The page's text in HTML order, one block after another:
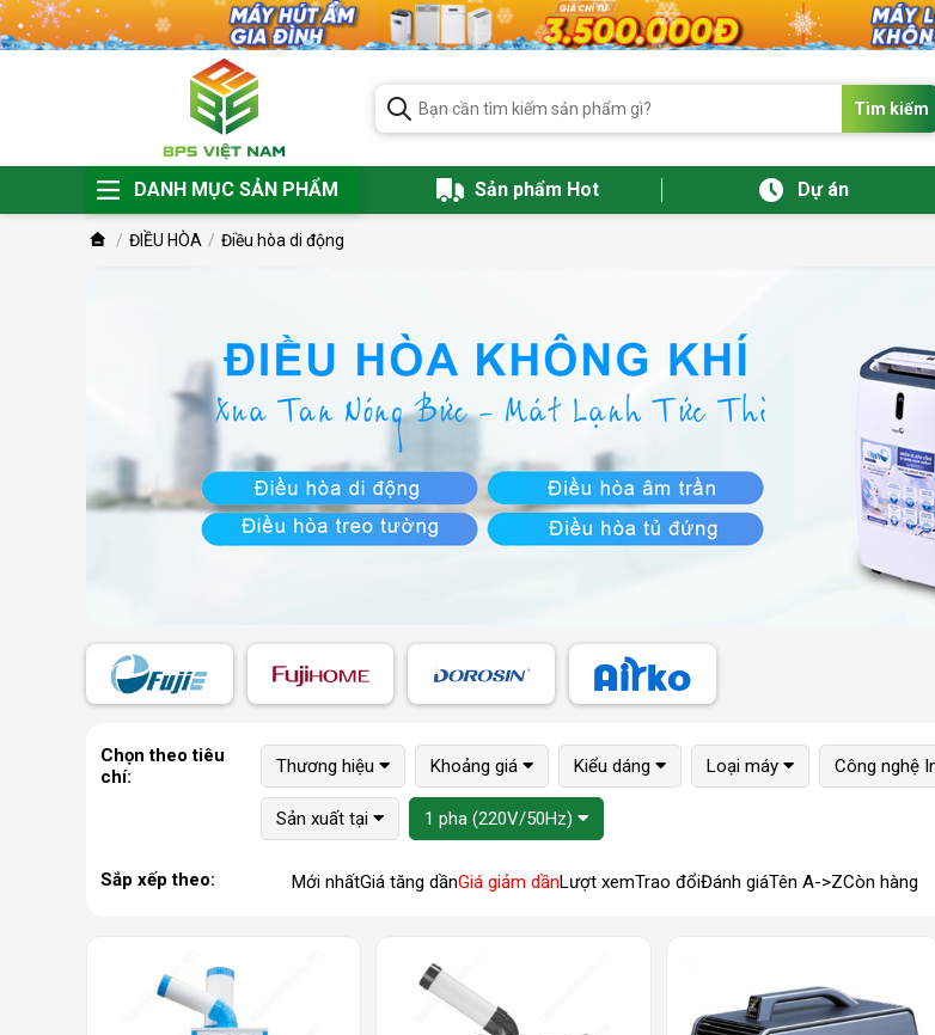
Tìm kiếm
DANH MỤC SẢN PHẨM Sản phẩm Hot Dự án
ĐIỀU HÒA Điều hòa di động
Chọn theo tiêu
chí:
Thương hiệu Khoảng giá Kiểu dáng Loại máy Công nghệ
Sản xuất tại 1 pha (220V/50Hz)
Sắp xếp theo: Mới nhấtGiá tăng dầnGiá giảm dầnLượt xemTrao đổiĐánh giáTên A->ZCòn hàng